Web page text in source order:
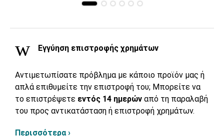
Εγγύηση επιστροφής χρημάτων
Αντιμετωπίσατε πρόβλημα με κάποιο προϊόν μας ή
απλά επιθυμείτε την επιστροφή του; Μπορείτε να
το επιστρέψετε εντός 14 ημερών από τη παραλαβή
του προς αντικατάσταση ή επιστροφή χρημάτων.
Περισσότερα ›